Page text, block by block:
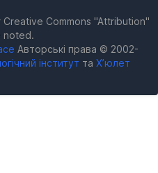
Commons "Attribution"
noted.
Авторські права © 2002-
інститут та Х’юлет